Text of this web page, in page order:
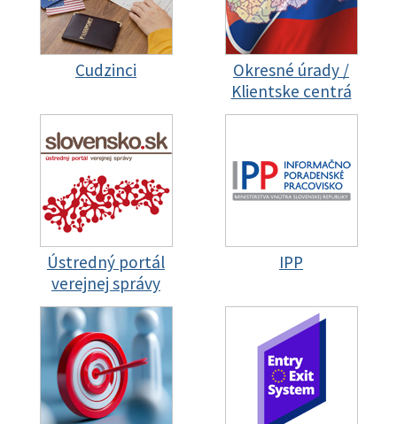
Cudzinci
Okresné úrady /
Klientske centrá
Ústredný portál
verejnej správy
IPP